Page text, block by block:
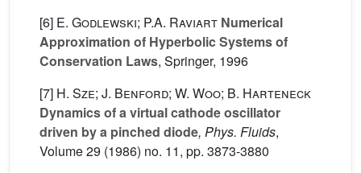
[6] E. Godlewski; P.A. Raviart Numerical
Approximation of Hyperbolic Systems of
Conservation Laws, Springer, 1996
[7] H. Sze; J. Benford; W. Woo; B. Harteneck
Dynamics of a virtual cathode oscillator
driven by a pinched diode, Phys. Fluids,
Volume 29 (1986) no. 11, pp. 3873-3880